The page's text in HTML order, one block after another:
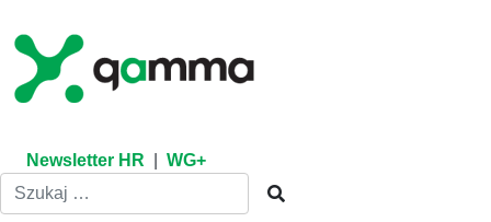
content
Newsletter HR WG+